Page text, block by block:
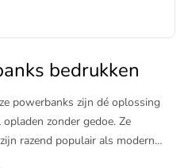
bedrukken
powerbanks zijn dé oplossing
zonder gedoe. Ze
razend populair als modern